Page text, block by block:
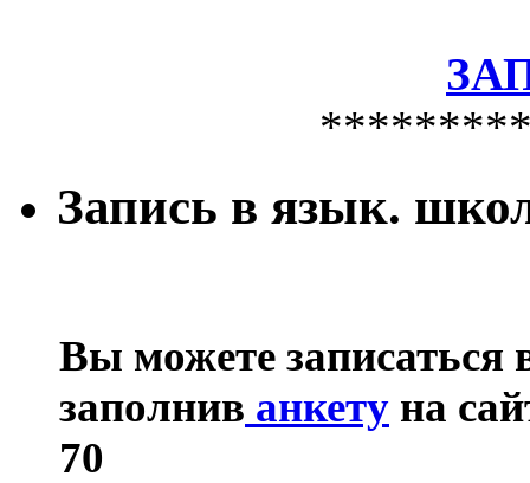
Запись в язык.
Вы можете
заполнив анкету на
70